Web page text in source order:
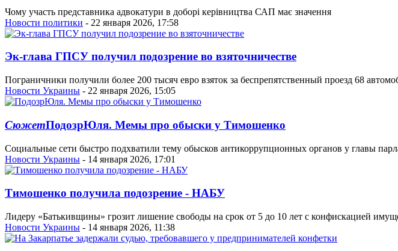
Чому участь представника адвокатури в доборі керівництва САП має значення
Новости политики - 22 января 2026, 17:58
Эк-глава ГПСУ получил подозрение во взяточничестве
Пограничники получили более 200 тысяч евро взяток за беспрепятственный проезд 68
Новости Украины - 22 января 2026, 15:05
СюжетПодозрЮля. Мемы про обыски у Тимошенко
Социальные сети быстро подхватили тему обысков антикоррупционных органов у главы
Новости Украины - 14 января 2026, 17:01
Тимошенко получила подозрение - НАБУ
Лидеру «Батькивщины» грозит лишение свободы на срок от 5 до 10 лет с конфискацией
Новости Украины - 14 января 2026, 11:38